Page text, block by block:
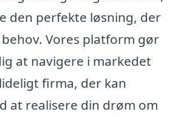
den perfekte løsning, der
Vores platform gør
at navigere i markedet
firma, der kan
at realisere din drøm om